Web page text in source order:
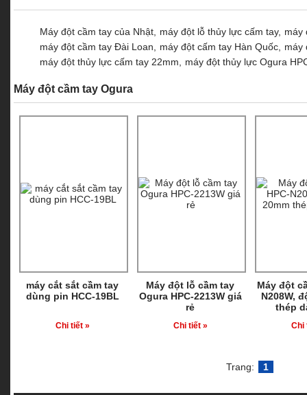
Máy đột cầm tay của Nhật, máy đột lỗ thủy lực cấm tay, máy
máy đột cầm tay Đài Loan,
máy đột cấm tay Hàn Quốc,
máy
máy đột thủy lực cấm tay 22mm,
máy đột thủy lực Ogura
Máy đột cầm tay Ogura
máy cắt sắt cầm tay
dùng pin HCC-19BL
Chi tiết »
Máy đột lỗ cầm tay
Ogura HPC-2213W giá
rẻ
Chi tiết »
Máy đột
N208W,
thép
Chi
Trang: 1